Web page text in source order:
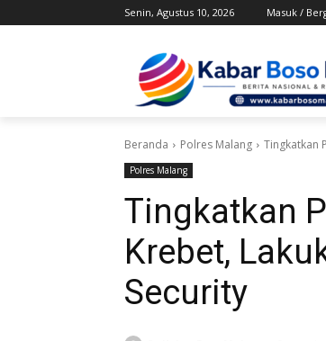
Senin, Agustus 10, 2026 Masuk /
Beranda Polres Malang Tingkatkan
Polres Malang
Tingkatkan
Krebet,
Security